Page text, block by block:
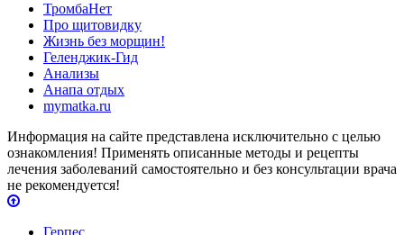
ТромбаНет
Про щитовидку
Жизнь без морщин!
Геленджик-Гид
Анализы
Анапа отдых
mymatka.ru
Информация на сайте представлена исключительно с целью
ознакомления! Применять описанные методы и рецепты
лечения заболеваний самостоятельно и без консультации врача
не рекомендуется!